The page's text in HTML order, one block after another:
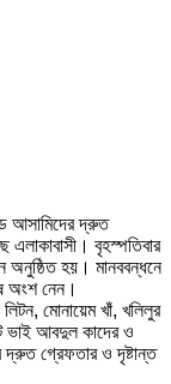
আসামিদের দ্রুত
এলাকাবাসী। বৃহস্পতিবার
অনুষ্ঠিত হয়। মানববন্ধনে
অংশ নেন।
মোনায়েম খাঁ, খলিলুর
ভাই আবদুল কাদের ও
গ্রেফতার ও দৃষ্টান্ত